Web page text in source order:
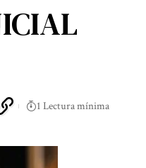
1 Lectura mínima